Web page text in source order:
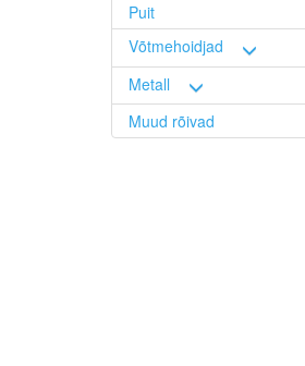
Puit
Võtmehoidjad
Metall
Muud rõivad